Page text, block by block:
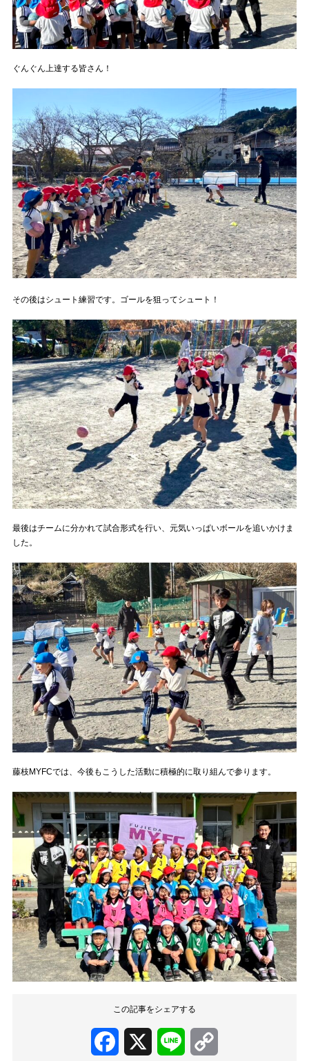
ぐんぐん上達する皆さん！
その後はシュート練習です。ゴールを狙ってシュート！
最後はチームに分かれて試合形式を行い、元気いっぱいボールを追いかけま
した。
藤枝MYFCでは、今後もこうした活動に積極的に取り組んで参ります。
この記事をシェアする
Facebook Line